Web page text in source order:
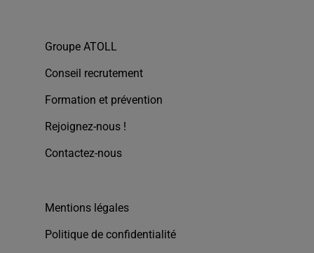
Groupe ATOLL
Conseil recrutement
Formation et prévention
Rejoignez-nous !
Contactez-nous
Mentions légales
Politique de confidentialité